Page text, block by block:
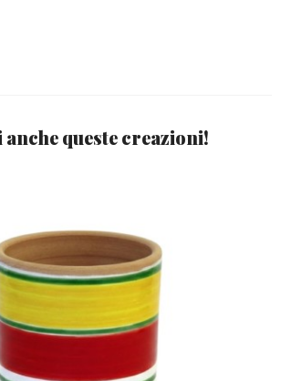
queste creazioni!